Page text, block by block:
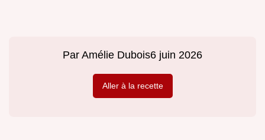
Par Amélie Dubois6 juin 2026
Aller à la recette